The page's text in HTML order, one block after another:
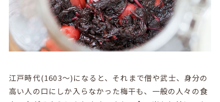
江戸時代(1603～)になると、それまで僧や武士、身分の
高い人の口にしか入らなかった梅干も、一般の人々の食